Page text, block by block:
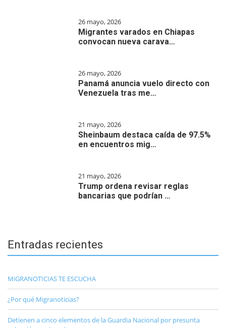
26 mayo, 2026
Migrantes varados en Chiapas
convocan nueva carava…
26 mayo, 2026
Panamá anuncia vuelo directo con
Venezuela tras me…
21 mayo, 2026
Sheinbaum destaca caída de 97.5%
en encuentros mig…
21 mayo, 2026
Trump ordena revisar reglas
bancarias que podrían …
Entradas recientes
MiGRANOTICIAS TE ESCUCHA
¿Por qué Migranoticias?
Detienen a cinco elementos de la Guardia Nacional por presunta